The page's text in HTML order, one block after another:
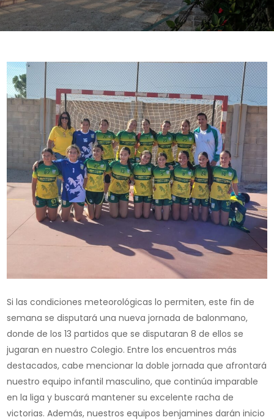
Si las condiciones meteorológicas lo permiten, este fin de
semana se disputará una nueva jornada de balonmano,
donde de los 13 partidos que se disputaran 8 de ellos se
jugaran en nuestro Colegio. Entre los encuentros más
destacados, cabe mencionar la doble jornada que afrontará
nuestro equipo infantil masculino, que continúa imparable
en la liga y buscará mantener su excelente racha de
victorias. Además, nuestros equipos benjamines darán inicio